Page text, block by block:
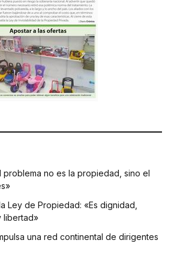
problema no es la propiedad, sino el
Ley de Propiedad: «Es dignidad,
libertad»
una red continental de dirigentes